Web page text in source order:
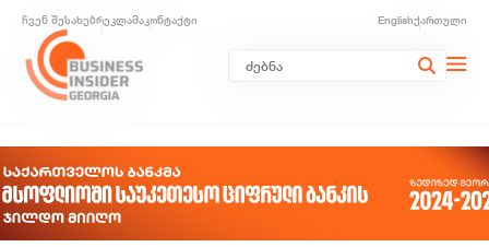
ჩვენ შესახებრეკლამაკონტაქტი Englishქართული